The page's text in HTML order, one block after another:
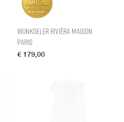
Wijnkoeler Rivièra Maison
Paris
€ 179,00